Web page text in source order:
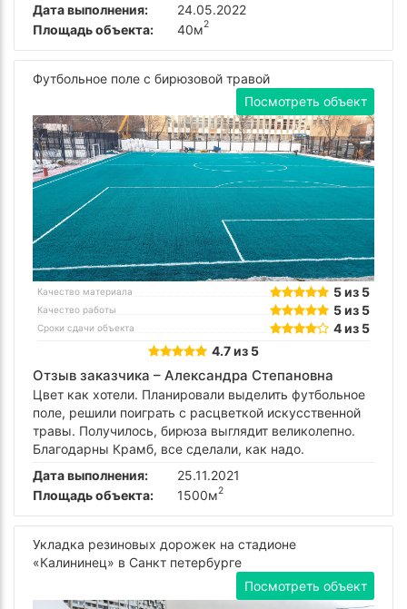
Дата выполнения:
24.05.2022
Площадь объекта:
40м2
Футбольное поле с бирюзовой травой
Посмотреть объект
Качество материала 5 из 5
Качество работы 5 из 5
Сроки сдачи объекта
4 из 5
4.7 из 5
Отзыв заказчика – Александра Степановна
Цвет как хотели. Планировали выделить футбольное
поле, решили поиграть с расцветкой искусственной
травы. Получилось, бирюза выглядит великолепно.
Благодарны Крамб, все сделали, как надо.
Дата выполнения:
25.11.2021
Площадь объекта:
1500м2
Укладка резиновых дорожек на стадионе
«Калининец» в Санкт петербурге
Посмотреть объект